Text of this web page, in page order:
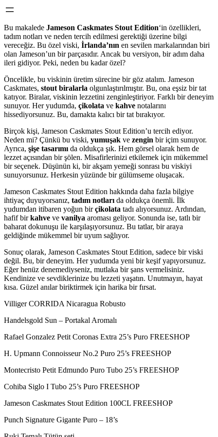
Bu makalede Jameson Caskmates Stout Edition‘in özellikleri,
tadım notları ve neden tercih edilmesi gerektiği üzerine bilgi
vereceğiz. Bu özel viski, İrlanda’nın en sevilen markalarından biri
olan Jameson’un bir parçasıdır. Ancak bu versiyon, bir adım daha
ileri gidiyor. Peki, neden bu kadar özel?
Öncelikle, bu viskinin üretim sürecine bir göz atalım. Jameson
Caskmates, stout biralarla olgunlaştırılmıştır. Bu, ona eşsiz bir tat
katıyor. Biralar, viskinin lezzetini zenginleştiriyor. Farklı bir deneyim
sunuyor. Her yudumda, çikolata ve kahve notalarını
hissediyorsunuz. Bu, damakta kalıcı bir tat bırakıyor.
Birçok kişi, Jameson Caskmates Stout Edition’u tercih ediyor.
Neden mi? Çünkü bu viski, yumuşak ve zengin bir içim sunuyor.
Ayrıca, şişe tasarımı da oldukça şık. Hem görsel olarak hem de
lezzet açısından bir şölen. Misafirlerinizi etkilemek için mükemmel
bir seçenek. Düşünün ki, bir akşam yemeği sonrası bu viskiyi
sunuyorsunuz. Herkesin yüzünde bir gülümseme oluşacak.
Jameson Caskmates Stout Edition hakkında daha fazla bilgiye
ihtiyaç duyuyorsanız, tadım notları da oldukça önemli. İlk
yudumdan itibaren yoğun birçikolata tadı alıyorsunuz. Ardından,
hafif birkahve ve vanilya aroması geliyor. Sonunda ise, tatlı bir
baharat dokunuşu ile karşılaşıyorsunuz. Bu tatlar, bir araya
geldiğinde mükemmel bir uyum sağlıyor.
Sonuç olarak, Jameson Caskmates Stout Edition, sadece bir viski
değil. Bu, bir deneyim. Her yudumda yeni bir keşif yapıyorsunuz.
Eğer henüz denemediyseniz, mutlaka bir şans vermelisiniz.
Kendinize ve sevdiklerinize bu lezzeti yaşatın. Unutmayın, hayat
kısa. Güzel anılar biriktirmek için harika bir fırsat.
Villiger CORRIDA Nicaragua Robusto
Handelsgold Sun – Portakal Aromalı
Rafael Gonzalez Petit Coronas Extra 25’s Puro FREESHOP
H. Upmann Connoisseur No.2 Puro 25’s FREESHOP
Montecristo Petit Edmundo Puro Tubo 25’s FREESHOP
Cohiba Siglo I Tubo 25’s Puro FREESHOP
Jameson Caskmates Stout Edition 100CL FREESHOP
Punch Signature Gigante Puro – 18’s